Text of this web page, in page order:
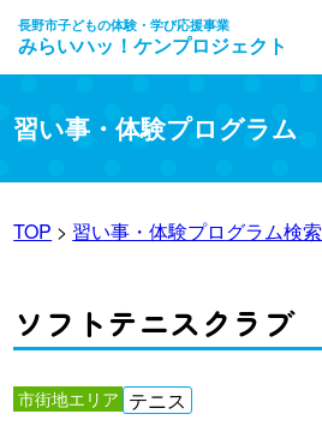
長野市子どもの体験・学び応援事業
みらいハッ！ケンプロジェクト
習い事・体験プログラム
TOP > 習い事・体験プログラム検索
ソフトテニスクラブ
市街地エリア テニス